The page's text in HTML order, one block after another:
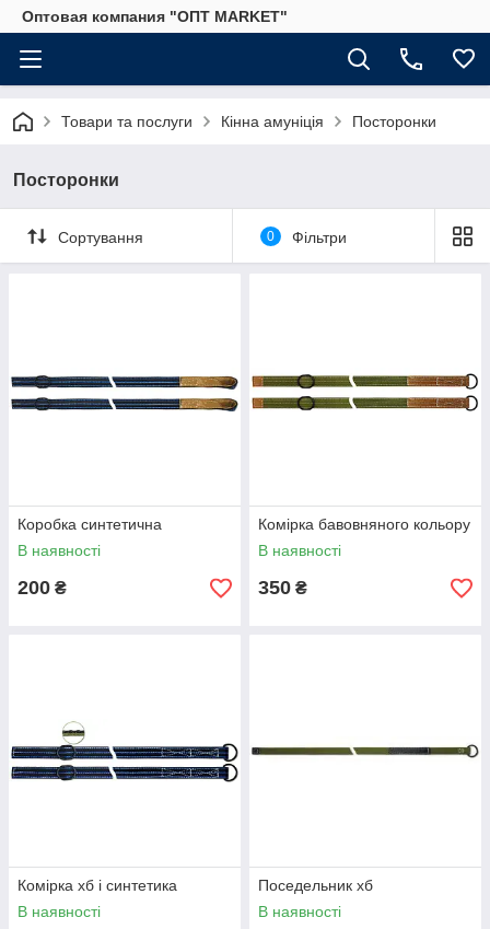
Оптовая компания "ОПТ MARKET"
Товари та послуги Кінна амуніція Посторонки
Посторонки
Сортування 0 Фільтри
Коробка синтетична
В наявності
200 ₴
Комірка бавовняного кольору
В наявності
350 ₴
Комірка хб і синтетика
В наявності
Поседельник хб
В наявності